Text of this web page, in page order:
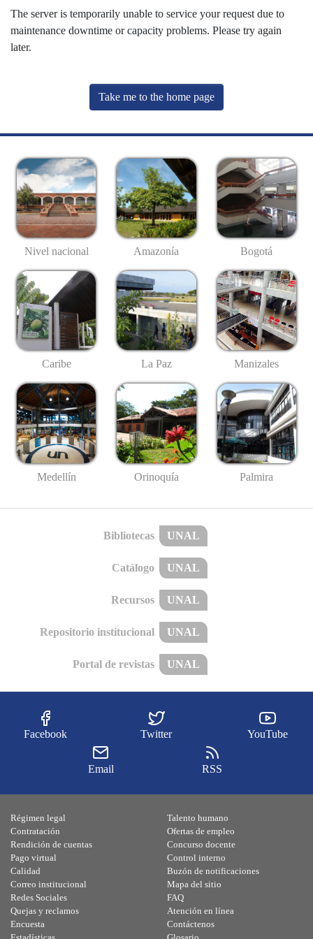
The server is temporarily unable to service your request due to
maintenance downtime or capacity problems. Please try again
later.
Take me to the home page
Nivel nacional Amazonía Bogotá
Caribe La Paz Manizales
Medellín Orinoquía Palmira
Bibliotecas UNAL
Catálogo UNAL
Recursos UNAL
Repositorio institucional UNAL
Portal de revistas UNAL
Facebook Twitter YouTube
Email RSS
Régimen legal
Contratación
Rendición de cuentas
Pago virtual
Calidad
Talento humano
Ofertas de empleo
Concurso docente
Control interno
Buzón de notificaciones
Correo institucional
Redes Sociales
Quejas y reclamos
Encuesta
Mapa del sitio
FAQ
Atención en línea
Contáctenos